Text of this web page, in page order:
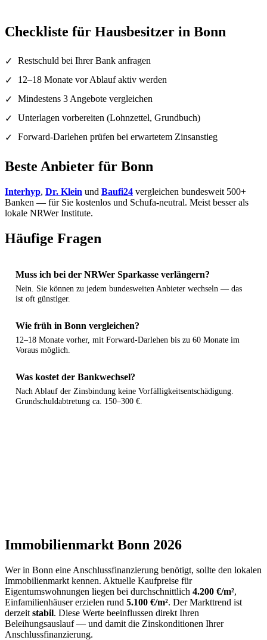
Checkliste für Hausbesitzer in Bonn
✓
Restschuld bei Ihrer Bank anfragen
✓
12–18 Monate vor Ablauf aktiv werden
✓
Mindestens 3 Angebote vergleichen
✓
Unterlagen vorbereiten (Lohnzettel, Grundbuch)
✓
Forward-Darlehen prüfen bei erwartetem Zinsanstieg
Beste Anbieter für Bonn
Interhyp, Dr. Klein und Baufi24 vergleichen bundesweit 500+
Banken — für Sie kostenlos und Schufa-neutral. Meist besser als
lokale NRWer Institute.
Häufige Fragen
Muss ich bei der NRWer Sparkasse verlängern?
Nein. Sie können zu jedem bundesweiten Anbieter wechseln — das
ist oft günstiger.
Wie früh in Bonn vergleichen?
12–18 Monate vorher, mit Forward-Darlehen bis zu 60 Monate im
Voraus möglich.
Was kostet der Bankwechsel?
Nach Ablauf der Zinsbindung keine Vorfälligkeitsentschädigung.
Grundschuldabtretung ca. 150–300 €.
Immobilienmarkt Bonn 2026
Wer in Bonn eine Anschlussfinanzierung benötigt, sollte den lokalen
Immobilienmarkt kennen. Aktuelle Kaufpreise für
Eigentumswohnungen liegen bei durchschnittlich 4.200 €/m²,
Einfamilienhäuser erzielen rund 5.100 €/m². Der Markttrend ist
derzeit stabil. Diese Werte beeinflussen direkt Ihren
Beleihungsauslauf — und damit die Zinskonditionen Ihrer
Anschlussfinanzierung.